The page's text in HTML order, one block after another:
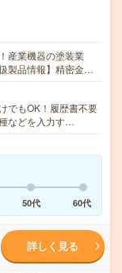
産業機器の塗装業
製品情報】精密金…
でもOK！履歴書不要
などを入力す…
50代 60代
詳しく見る